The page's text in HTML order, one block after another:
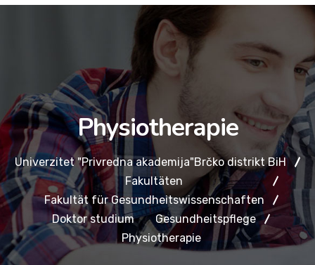
Physiotherapie
Univerzitet "Privredna akademija"Brčko distrikt BiH
Fakultäten
Fakultät für Gesundheitswissenschaften
Doktor studium
Gesundheitspflege
Physiotherapie